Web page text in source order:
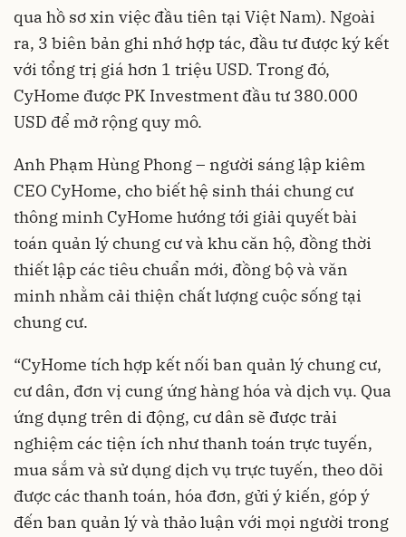
qua hồ sơ xin việc đầu tiên tại Việt Nam). Ngoài
ra, 3 biên bản ghi nhớ hợp tác, đầu tư được ký kết
với tổng trị giá hơn 1 triệu USD. Trong đó,
CyHome được PK Investment đầu tư 380.000
USD để mở rộng quy mô.
Anh Phạm Hùng Phong – người sáng lập kiêm
CEO CyHome, cho biết hệ sinh thái chung cư
thông minh CyHome hướng tới giải quyết bài
toán quản lý chung cư và khu căn hộ, đồng thời
thiết lập các tiêu chuẩn mới, đồng bộ và văn
minh nhằm cải thiện chất lượng cuộc sống tại
chung cư.
“CyHome tích hợp kết nối ban quản lý chung cư,
cư dân, đơn vị cung ứng hàng hóa và dịch vụ. Qua
ứng dụng trên di động, cư dân sẽ được trải
nghiệm các tiện ích như thanh toán trực tuyến,
mua sắm và sử dụng dịch vụ trực tuyến, theo dõi
được các thanh toán, hóa đơn, gửi ý kiến, góp ý
đến ban quản lý và thảo luận với mọi người trong